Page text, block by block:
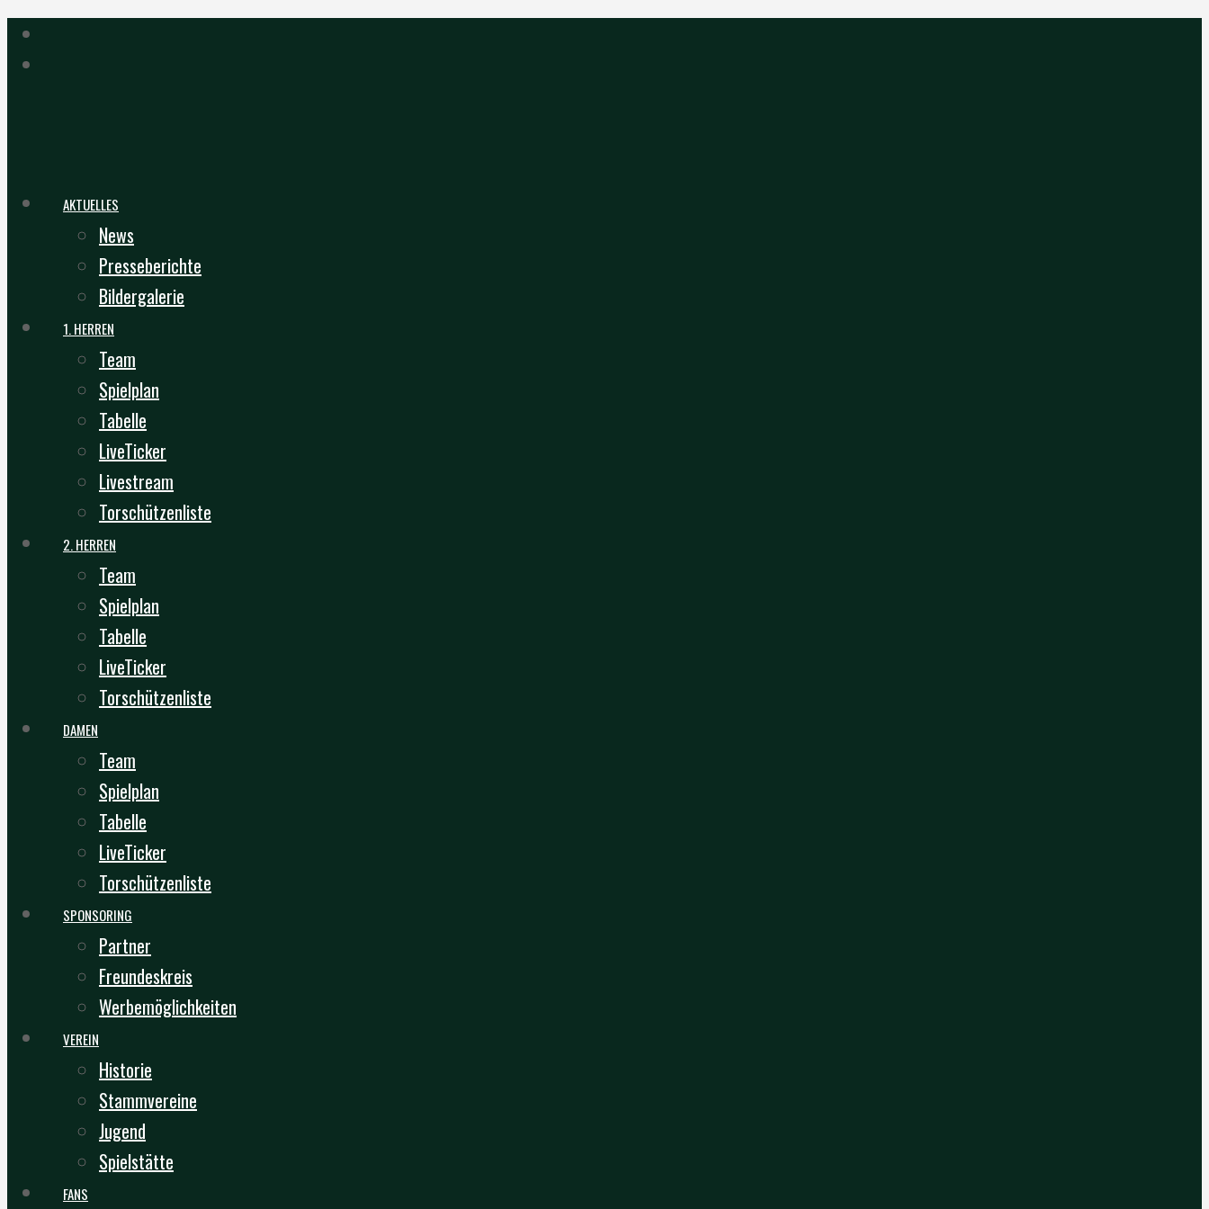
AKTUELLES
News
Presseberichte
Bildergalerie
1. HERREN
Team
Spielplan
Tabelle
LiveTicker
Livestream
Torschützenliste
2. HERREN
Team
Spielplan
Tabelle
LiveTicker
Torschützenliste
DAMEN
Team
Spielplan
Tabelle
LiveTicker
Torschützenliste
SPONSORING
Partner
Freundeskreis
Werbemöglichkeiten
VEREIN
Historie
Stammvereine
Jugend
Spielstätte
FANS